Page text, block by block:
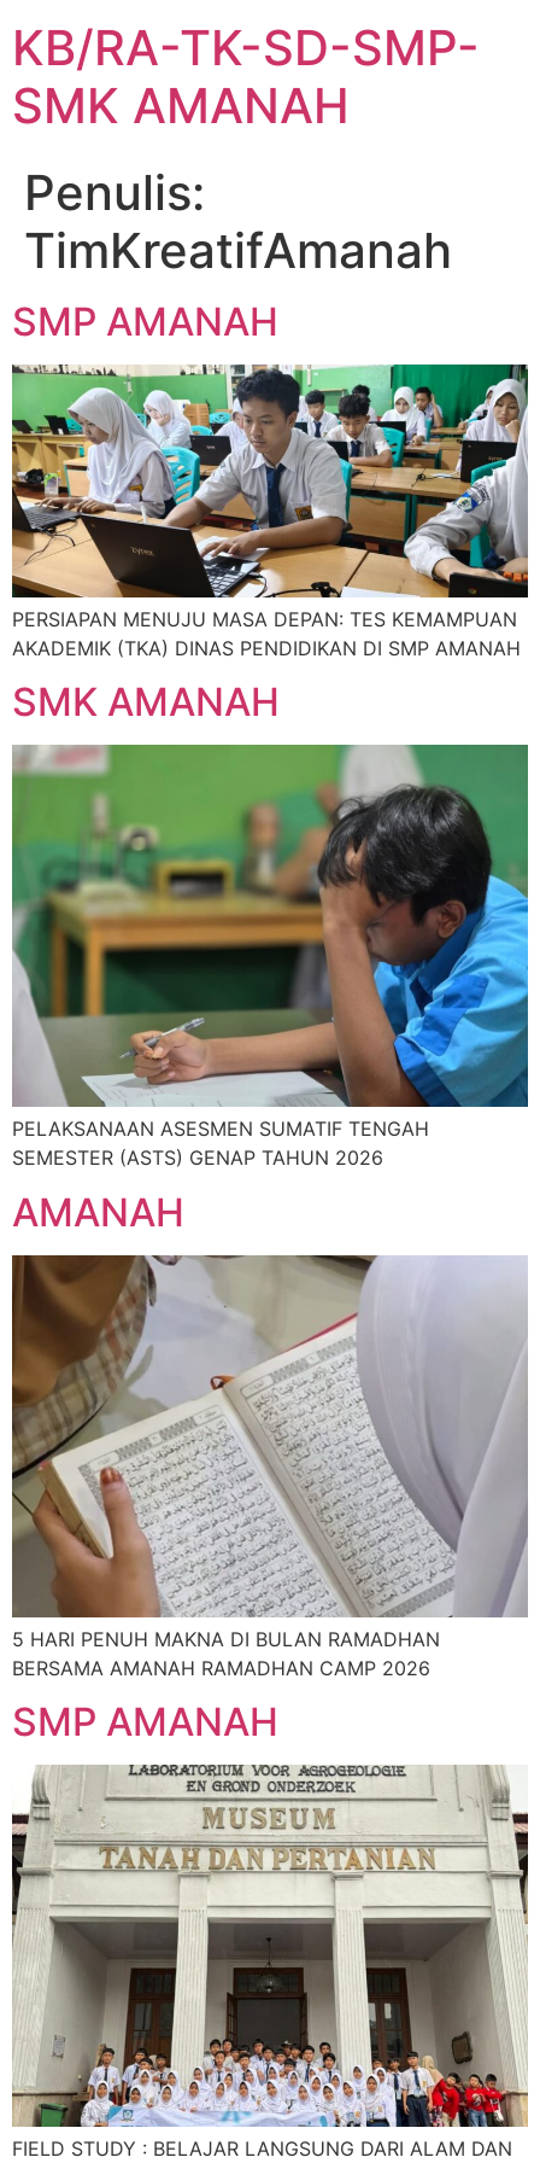
KB/RA-TK-SD-SMP-
SMK AMANAH
Penulis:
TimKreatifAmanah
SMP AMANAH
PERSIAPAN MENUJU MASA DEPAN: TES KEMAMPUAN
AKADEMIK (TKA) DINAS PENDIDIKAN DI SMP AMANAH
SMK AMANAH
PELAKSANAAN ASESMEN SUMATIF TENGAH
SEMESTER (ASTS) GENAP TAHUN 2026
AMANAH
5 HARI PENUH MAKNA DI BULAN RAMADHAN
BERSAMA AMANAH RAMADHAN CAMP 2026
SMP AMANAH
FIELD STUDY : BELAJAR LANGSUNG DARI ALAM DAN